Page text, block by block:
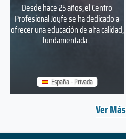
España - Privada
Desde hace 25 años, el Centro
Profesional Joyfe se ha dedicado a
ofrecer una educación de alta calidad,
fundamentada...
Ver Más